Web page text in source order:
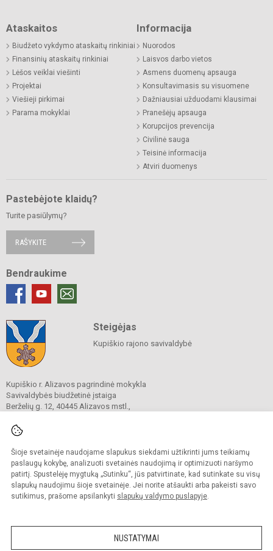
Šioje svetainėje naudojame slapukus siekdami užtikrinti jums teikiamų
paslaugų kokybę, analizuoti svetainės naudojimą ir optimizuoti naršymo
patirtį. Spustelėję mygtuką „Sutinku“, jūs patvirtinate, kad sutinkate su visų
slapukų naudojimu šioje svetainėje. Jei norite atšaukti arba pakeisti savo
sutikimus, prašome apsilankyti slapukų valdymo puslapyje.
NUSTATYMAI
Ataskaitos
Biudžeto vykdymo ataskaitų rinkiniai
Finansinių ataskaitų rinkiniai
Lėšos veiklai viešinti
Projektai
Viešieji pirkimai
Parama mokyklai
Informacija
Nuorodos
Laisvos darbo vietos
Asmens duomenų apsauga
Konsultavimasis su visuomene
Dažniausiai užduodami klausimai
Pranešėjų apsauga
Korupcijos prevencija
Civilinė sauga
Teisinė informacija
Atviri duomenys
Pastebėjote klaidų?
Turite pasiūlymų?
RAŠYKITE
Bendraukime
Steigėjas
Kupiškio rajono savivaldybė
Kupiškio r. Alizavos pagrindinė mokykla
Savivaldybės biudžetinė įstaiga
Berželių g. 12, 40445 Alizavos mstl.,
Tel./ faks.
El. p.
Duomenys kaupiami ir saugomi
Juridinių asmenų registre
Įmonės kodas 190046347
Kopijuoti turinį be raštiško įstaigos administracijos sutikimo griežtai draudžiama.
Prieinamumo paraiška Slapukų valdymas